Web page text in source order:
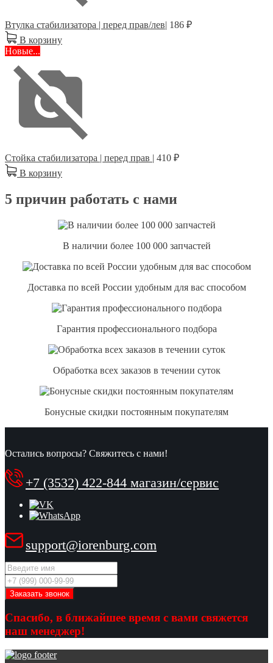
Втулка стабилизатора | перед прав/лев| 186 ₽
В корзину
Новые...
Стойка стабилизатора | перед прав | 410 ₽
В корзину
5 причин работать с нами
В наличии более 100 000 запчастей
Доставка по всей России удобным для вас способом
Гарантия профессионального подбора
Обработка всех заказов в течении суток
Бонусные скидки постоянным покупателям
Остались вопросы? Свяжитесь с нами!
+7 (3532) 422-844 магазин/сервис
support@iorenburg.com
Спасибо, в ближайшее время с вами свяжется
наш менеджер!